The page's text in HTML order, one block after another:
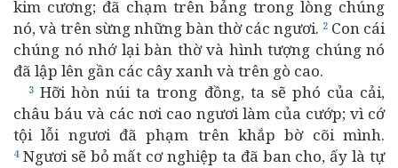
kim cương; đã chạm trên bảng trong lòng chúng
nó, và trên sừng những bàn thờ các ngươi. 2 Con cái
chúng nó nhớ lại bàn thờ và hình tượng chúng nó
đã lập lên gần các cây xanh và trên gò cao.
3 Hỡi hòn núi ta trong đồng, ta sẽ phó của cải,
châu báu và các nơi cao ngươi làm của cướp; vì cớ
tội lỗi ngươi đã phạm trên khắp bờ cõi mình.
4Ngươi sẽ bỏ mất cơ nghiệp ta đã ban cho, ấy là tự